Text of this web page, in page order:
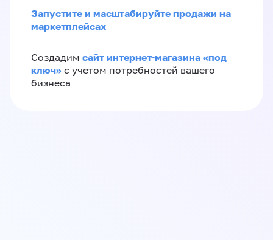
Запустите и масштабируйте продажи на
маркетплейсах
Создадим сайт интернет-магазина «под
ключ» с учетом потребностей вашего
бизнеса